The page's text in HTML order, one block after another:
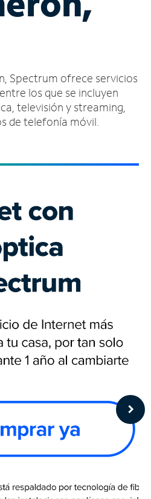
Spectrum ofrece servicios
los que se incluyen
televisión y streaming,
de telefonía móvil.